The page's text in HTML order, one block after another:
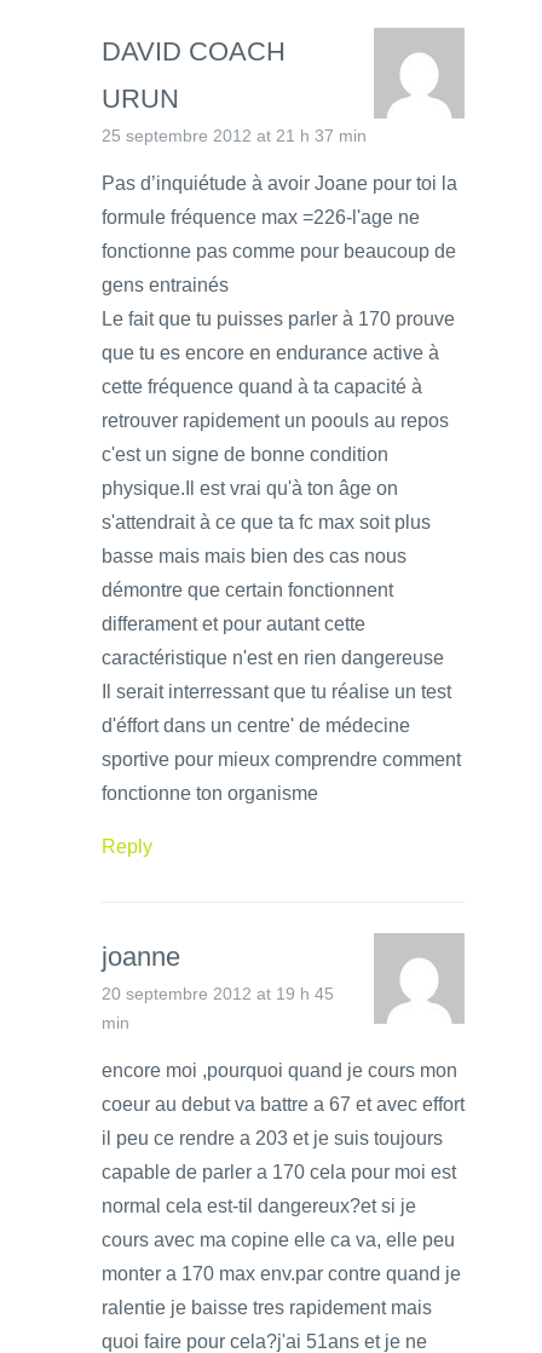
DAVID COACH
URUN
25 septembre 2012 at 21 h 37 min
Pas d’inquiétude à avoir Joane pour toi la
formule fréquence max =226-l'age ne
fonctionne pas comme pour beaucoup de
gens entrainés
Le fait que tu puisses parler à 170 prouve
que tu es encore en endurance active à
cette fréquence quand à ta capacité à
retrouver rapidement un poouls au repos
c'est un signe de bonne condition
physique.Il est vrai qu'à ton âge on
s'attendrait à ce que ta fc max soit plus
basse mais mais bien des cas nous
démontre que certain fonctionnent
differament et pour autant cette
caractéristique n'est en rien dangereuse
Il serait interressant que tu réalise un test
d'éffort dans un centre' de médecine
sportive pour mieux comprendre comment
fonctionne ton organisme
Reply
joanne
20 septembre 2012 at 19 h 45
min
encore moi ,pourquoi quand je cours mon
coeur au debut va battre a 67 et avec effort
il peu ce rendre a 203 et je suis toujours
capable de parler a 170 cela pour moi est
normal cela est-til dangereux?et si je
cours avec ma copine elle ca va, elle peu
monter a 170 max env.par contre quand je
ralentie je baisse tres rapidement mais
quoi faire pour cela?j'ai 51ans et je ne